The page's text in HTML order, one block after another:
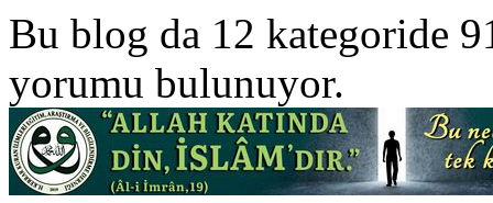
Bu blog da 12 kategoride
yorumu bulunuyor.